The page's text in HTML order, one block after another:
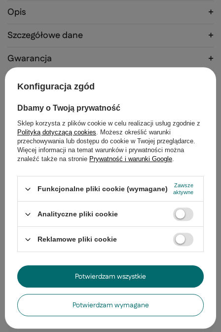
Opis
Szczegółowe dane
Gwarancja
Opinie (0)
Potrzebujesz pomocy? Masz pytania?
Zadaj pytanie a my odpowiemy
niezwłocznie, najciekawsze pytania i
odpowiedzi publikując dla innych.
Zadaj pytanie
Z naszego bloga
Konfiguracja zgód
Dbamy o Twoją prywatność
Sklep korzysta z plików cookie w celu realizacji usług zgodnie z
Polityką dotyczącą cookies. Możesz określić warunki
przechowywania lub dostępu do cookie w Twojej przeglądarce.
Więcej informacji na temat warunków i prywatności można
znaleźć także na stronie Prywatność i warunki Google.
Funkcjonalne pliki cookie (wymagane)
Zawsze
aktywne
Analityczne pliki cookie
Reklamowe pliki cookie
Potwierdzam wymagane
Potwierdzam wszystkie